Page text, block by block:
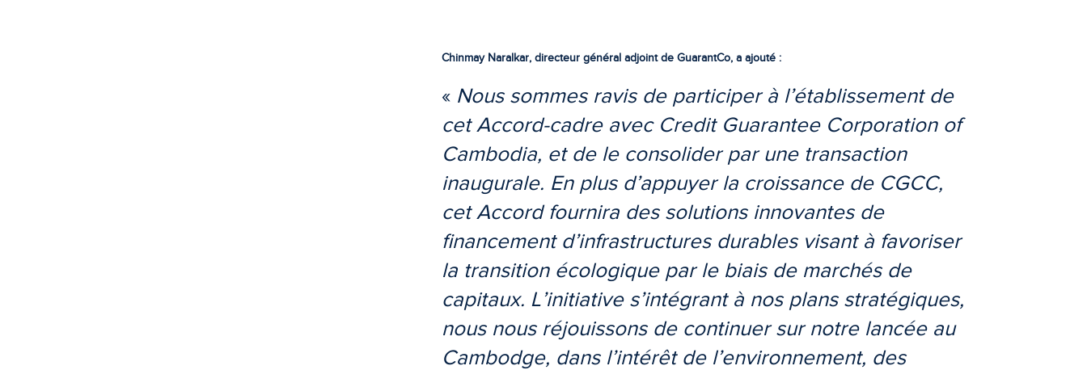
Chinmay Naralkar, directeur général adjoint de GuarantCo, a ajouté :
«Nous sommes ravis de participer à l’établissement de
cet Accord-cadre avec Credit Guarantee Corporation of
Cambodia, et de le consolider par une transaction
inaugurale. En plus d’appuyer la croissance de CGCC,
cet Accord fournira des solutions innovantes de
financement d’infrastructures durables visant à favoriser
la transition écologique par le biais de marchés de
capitaux. L’initiative s’intégrant à nos plans stratégiques,
nous nous réjouissons de continuer sur notre lancée au
Cambodge, dans l’intérêt de l’environnement, des